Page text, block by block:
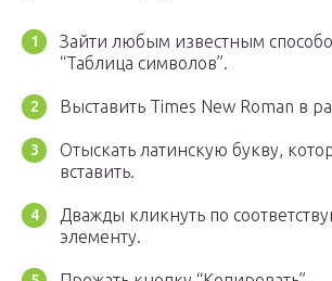
Зайти любым известным
“Таблица символов”.
Выставить Times New Roman в
Отыскать латинскую букву,
вставить.
Дважды кликнуть по
элементу.